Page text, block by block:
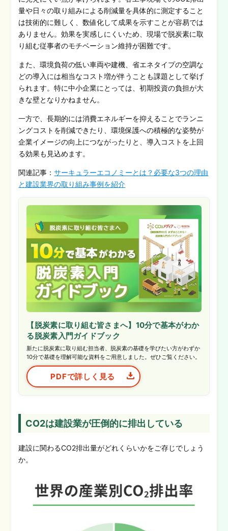
量や日々の取り組みによる削減量を具体的に測定すること
は技術的に難しく、数値化して成果を示すことが容易では
ありません。効果を実感しにくいため、現場で脱炭素に取
り組む従事者のモチベーション維持が困難です。
また、環境負荷の低い車両や建機、省エネタイプの空調な
どの導入には相当なコスト増が伴うことも課題として挙げ
られます。特に中小企業にとっては、初期投資の負担が大
きな壁となりかねません。
一方で、長期的には消費エネルギーを抑えることでランニ
ングコストを削減できたり、環境保護への積極的な姿勢が
企業イメージの向上につながったりと、導入コストを上回
る効果も見込めます。
関連記事：サーキュラーエコノミーとは？必要な3つの理由
と建設業界の取り組み事例を紹介
【脱炭素に取り組む皆さまへ】10分で基本がわか
る脱炭素入門ガイドブック
新たに脱炭素に取り組む担当者、脱炭素の基礎を学びたい方がわずか
10分で基礎を理解可能な資料をご用意しました。ぜひご覧ください。
PDFで詳しく見る
CO2は建設業が圧倒的に排出している
建設に関わるCO2排出量がどれくらいかをご存じでしょう
か。